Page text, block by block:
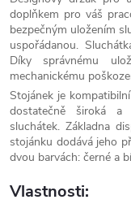
doplňkem pro váš
bezpečným uložením
uspořádanou.
Díky správnému
mechanickému
Stojánek je
dostatečně široká a
sluchátek. Základna
stojánku dodává jeho
dvou barvách: černé a
Vlastnosti: